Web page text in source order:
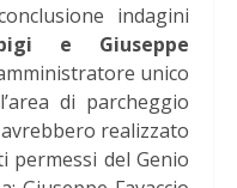
indagini
e Giuseppe
unico
di parcheggio
realizzato
permessi del Genio